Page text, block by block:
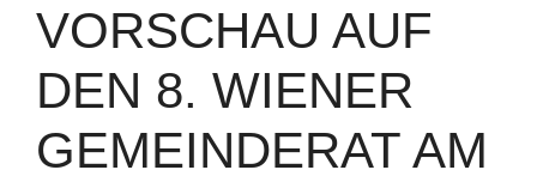
VORSCHAU AUF
DEN 8. WIENER
GEMEINDERAT AM